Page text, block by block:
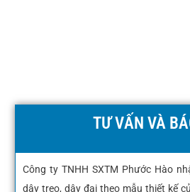
TƯ VẤN VÀ
Công ty TNHH SXTM Phước Hào
dây treo, dây đai theo mẫu thiết kế